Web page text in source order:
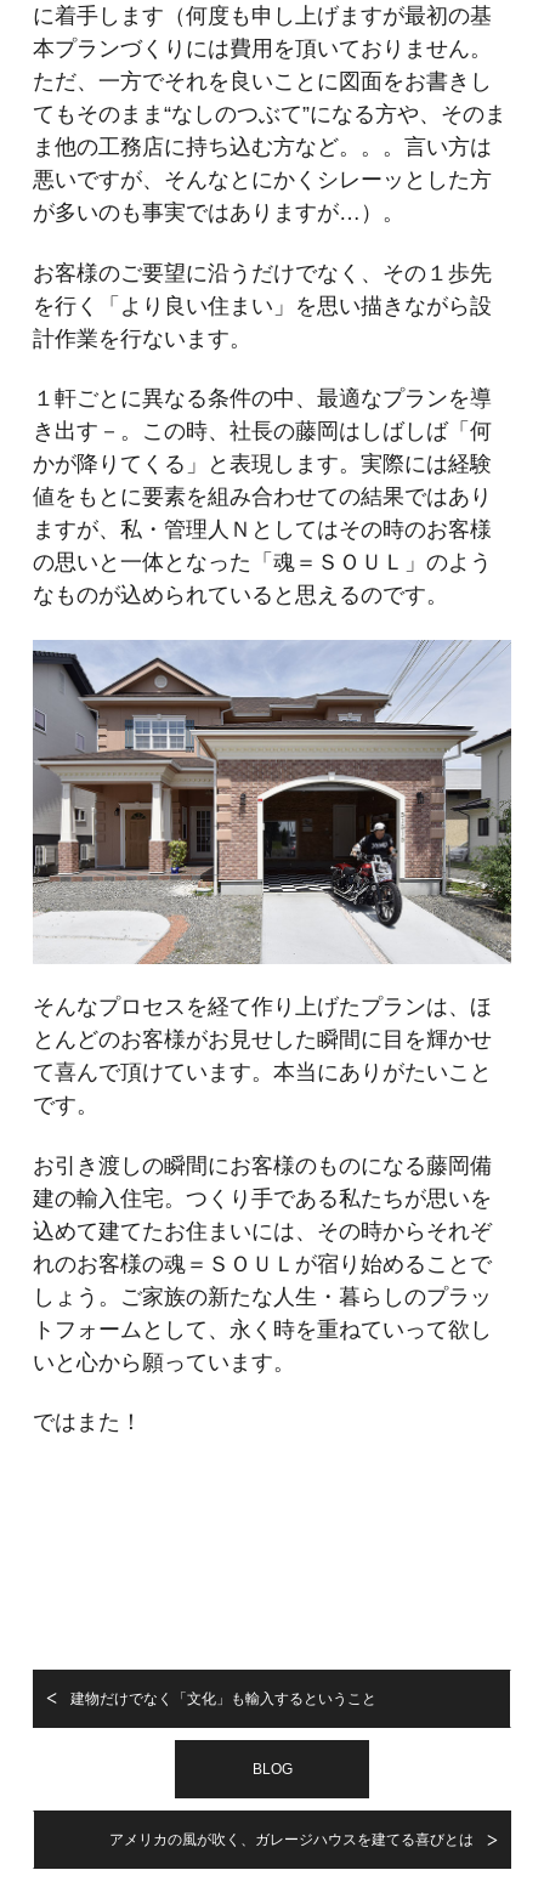
に着手します（何度も申し上げますが最初の基
本プランづくりには費用を頂いておりません。
ただ、一方でそれを良いことに図面をお書きし
てもそのまま“なしのつぶて”になる方や、そのま
ま他の工務店に持ち込む方など。。。言い方は
悪いですが、そんなとにかくシレーッとした方
が多いのも事実ではありますが…）。
お客様のご要望に沿うだけでなく、その１歩先
を行く「より良い住まい」を思い描きながら設
計作業を行ないます。
１軒ごとに異なる条件の中、最適なプランを導
き出す－。
この時、社長の藤岡はしばしば「何
かが降りてくる」と表現します。実際には経験
値をもとに要素を組み合わせての結果ではあり
ますが、私・管理人Ｎとしてはその時のお客様
の思いと一体となった「魂＝ＳＯＵＬ」のよう
なものが込められていると思えるのです。
そんなプロセスを経て作り上げたプランは、ほ
とんどのお客様がお見せした瞬間に目を輝かせ
て喜んで頂けています。本当にありがたいこと
です。
お引き渡しの瞬間にお客様のものになる藤岡備
建の輸入住宅。つくり手である私たちが思いを
込めて建てたお住まいには、その時からそれぞ
れのお客様の魂＝ＳＯＵＬが宿り始めることで
しょう。ご家族の新たな人生・暮らしのプラッ
トフォームとして、永く時を重ねていって欲し
いと心から願っています。
ではまた！
建物だけでなく「文化」も輸入するということ
BLOG
アメリカの風が吹く、ガレージハウスを建てる喜びとは